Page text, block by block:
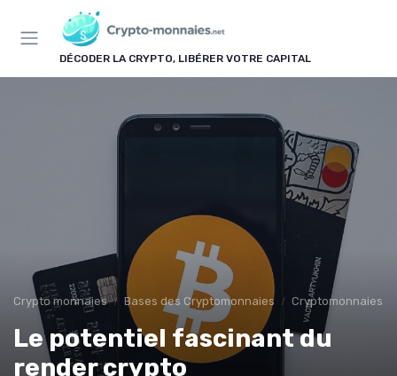
DÉCODER LA CRYPTO, LIBÉRER VOTRE CAPITAL
Crypto monnaies Bases des Cryptomonnaies Cryptomonnaies
Le potentiel fascinant du
render crypto
Panneau de gestion des cookies